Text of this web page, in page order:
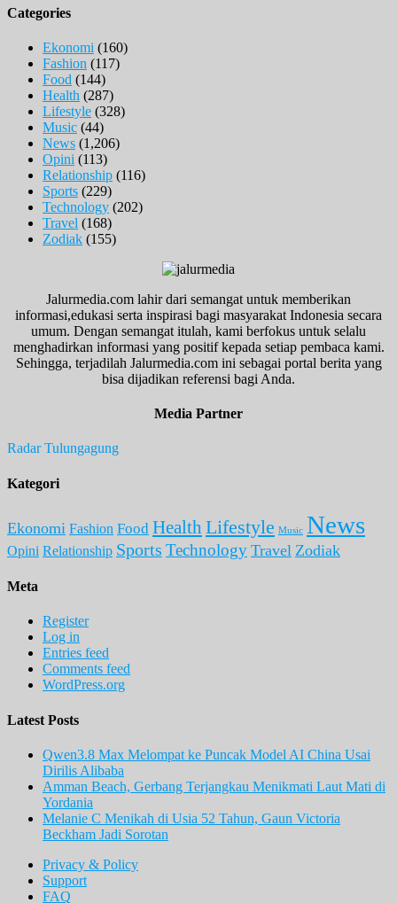
Categories
Ekonomi (160)
Fashion (117)
Food (144)
Health (287)
Lifestyle (328)
Music (44)
News (1,206)
Opini (113)
Relationship (116)
Sports (229)
Technology (202)
Travel (168)
Zodiak (155)
Jalurmedia.com lahir dari semangat untuk memberikan
informasi,edukasi serta inspirasi bagi masyarakat Indonesia secara
umum. Dengan semangat itulah, kami berfokus untuk selalu
menghadirkan informasi yang positif kepada setiap pembaca kami.
Sehingga, terjadilah Jalurmedia.com ini sebagai portal berita yang
bisa dijadikan referensi bagi Anda.
Media Partner
Radar Tulungagung
Kategori
Ekonomi Fashion Food Health Lifestyle Music News
Opini Relationship Sports Technology Travel Zodiak
Meta
Register
Log in
Entries feed
Comments feed
WordPress.org
Latest Posts
Qwen3.8 Max Melompat ke Puncak Model AI China Usai
Dirilis Alibaba
Amman Beach, Gerbang Terjangkau Menikmati Laut Mati di
Yordania
Melanie C Menikah di Usia 52 Tahun, Gaun Victoria
Beckham Jadi Sorotan
Privacy & Policy
Support
FAQ